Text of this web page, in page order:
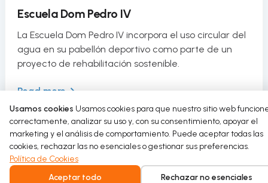
Escuela Dom Pedro IV
La Escuela Dom Pedro IV incorpora el uso circular del
agua en su pabellón deportivo como parte de un
proyecto de rehabilitación sostenible.
Read more
Usamos cookies Usamos cookies para que nuestro sitio web
correctamente, analizar su uso y, con su consentimiento, apoyar el
marketing y el análisis de comportamiento. Puede aceptar todas las
cookies, rechazar las no esenciales o gestionar sus preferencias.
Política de Cookies
Aceptar todo
Rechazar no esenciales